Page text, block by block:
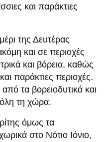
και παράκτιες
της Δευτέρας
και σε περιοχές
και βόρεια, καθώς
παράκτιες περιοχές.
τα βορειοδυτικά και
τη χώρα.
όμως τα
στο Νότιο Ιόνιο,